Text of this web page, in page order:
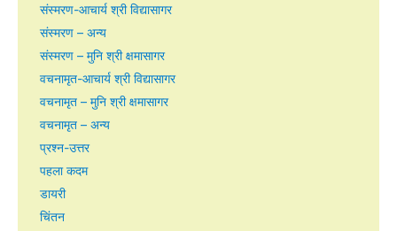
संस्मरण-आचार्य श्री विद्यासागर
संस्मरण – अन्य
संस्मरण – मुनि श्री क्षमासागर
वचनामृत-आचार्य श्री विद्यासागर
वचनामृत – मुनि श्री क्षमासागर
वचनामृत – अन्य
प्रश्न-उत्तर
पहला कदम
डायरी
चिंतन